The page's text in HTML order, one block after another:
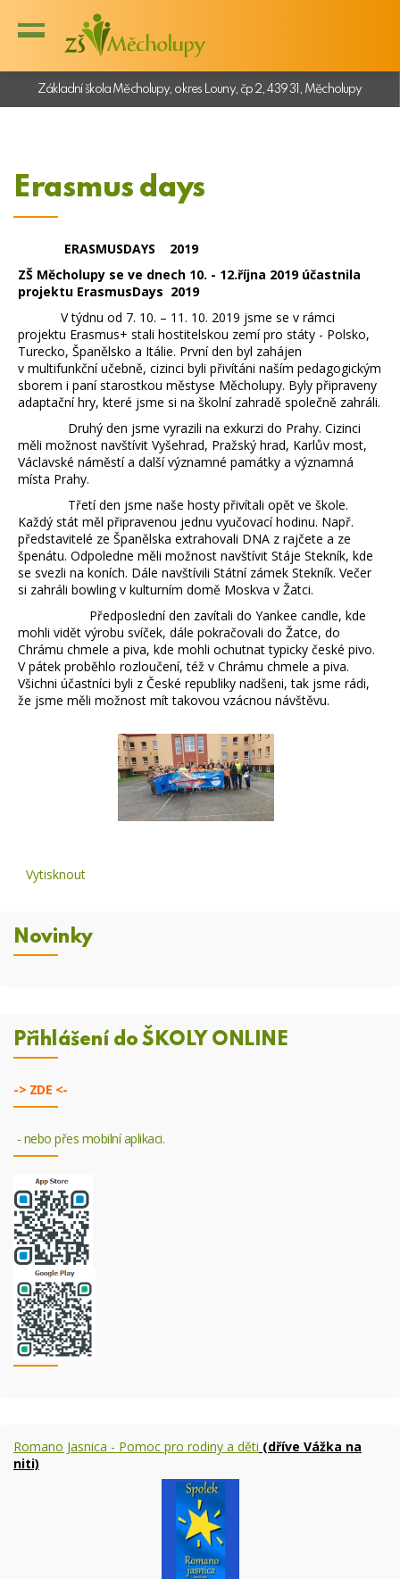
Základní škola Měcholupy, okres Louny, čp 2, 439 31, Měcholupy
Erasmus days
ERASMUSDAYS 2019
ZŠ Měcholupy se ve dnech 10. - 12.října 2019 účastnila
projektu ErasmusDays 2019
V týdnu od 7. 10. – 11. 10. 2019 jsme se v rámci
projektu Erasmus+ stali hostitelskou zemí pro státy - Polsko,
Turecko, Španělsko a Itálie. První den byl zahájen
v multifunkční učebně, cizinci byli přivítáni naším pedagogickým
sborem i paní starostkou městyse Měcholupy. Byly připraveny
adaptační hry, které jsme si na školní zahradě společně zahráli.
Druhý den jsme vyrazili na exkurzi do Prahy. Cizinci
měli možnost navštívit Vyšehrad, Pražský hrad, Karlův most,
Václavské náměstí a další významné památky a významná
místa Prahy.
Třetí den jsme naše hosty přivítali opět ve škole.
Každý stát měl připravenou jednu vyučovací hodinu. Např.
představitelé ze Španělska extrahovali DNA z rajčete a ze
špenátu. Odpoledne měli možnost navštívit Stáje Stekník, kde
se svezli na koních. Dále navštívili Státní zámek Stekník. Večer
si zahráli bowling v kulturním domě Moskva v Žatci.
Předposlední den zavítali do Yankee candle, kde
mohli vidět výrobu svíček, dále pokračovali do Žatce, do
Chrámu chmele a piva, kde mohli ochutnat typicky české pivo.
V pátek proběhlo rozloučení, též v Chrámu chmele a piva.
Všichni účastníci byli z České republiky nadšeni, tak jsme rádi,
že jsme měli možnost mít takovou vzácnou návštěvu.
Vytisknout
Novinky
Přihlášení do ŠKOLY ONLINE
-> ZDE <-
- nebo přes mobilní aplikaci.
Romano Jasnica - Pomoc pro rodiny a děti (dříve Vážka na
niti)